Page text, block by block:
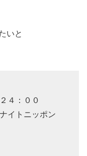
いと
４：００
イトニッポン